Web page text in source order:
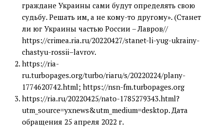
граждане Украины сами будут определять свою
судьбу. Решать им, а не кому-то другому». (Станет
ли юг Украины частью России – Лавров//
https://crimea.ria.ru/20220427/stanet-li-yug-ukrainy-
chastyu-rossii–lavrov.
https://ria-
ru.turbopages.org/turbo/riaru/s/20220224/plany-
1774620742.html; https://nsn-fm.turbopages.org
https://ria.ru/20220425/nato-1785279343.html?
utm_source=yxnews&utm_medium=desktop. Дата
обращения 25 апреля 2022 г.